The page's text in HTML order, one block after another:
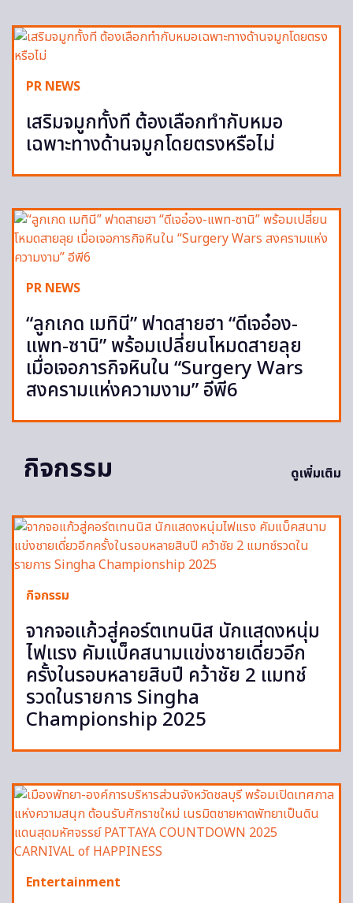
PR NEWS
เสริมจมูกทั้งที ต้องเลือกทำกับหมอ
เฉพาะทางด้านจมูกโดยตรงหรือไม่
PR NEWS
“ลูกเกด เมทินี” ฟาดสายฮา “ดีเจอ๋อง-
แพท-ซานิ” พร้อมเปลี่ยนโหมดสายลุย
เมื่อเจอภารกิจหินใน “Surgery Wars
สงครามแห่งความงาม” อีพี6
กิจกรรม ดูเพิ่มเติม
กิจกรรม
จากจอแก้วสู่คอร์ตเทนนิส นักแสดงหนุ่ม
ไฟแรง คัมแบ็คสนามแข่งชายเดี่ยวอีก
ครั้งในรอบหลายสิบปี คว้าชัย 2 แมทช์
รวดในรายการ Singha
Championship 2025
Entertainment